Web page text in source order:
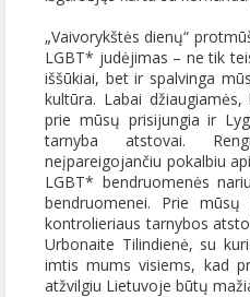
„Vaivorykštės dienų“
LGBT* judėjimas – ne tik
iššūkiai, bet ir spalvinga
kultūra. Labai
prie mūsų prisijungia ir
tarnyba atstovai.
neįpareigojančiu pokalbiu
LGBT* bendruomenės
bendruomenei. Prie
kontrolieriaus tarnybos
Urbonaite Tilindienė, su
imtis mums visiems, kad
atžvilgiu Lietuvoje būtų